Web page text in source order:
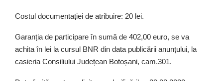
Costul documentației de atribuire: 20 lei.
Garanția de participare în sumă de 402,00 euro, se va
achita în lei la cursul BNR din data publicării anunțului, la
casieria Consiliului Județean Botoșani, cam.301.